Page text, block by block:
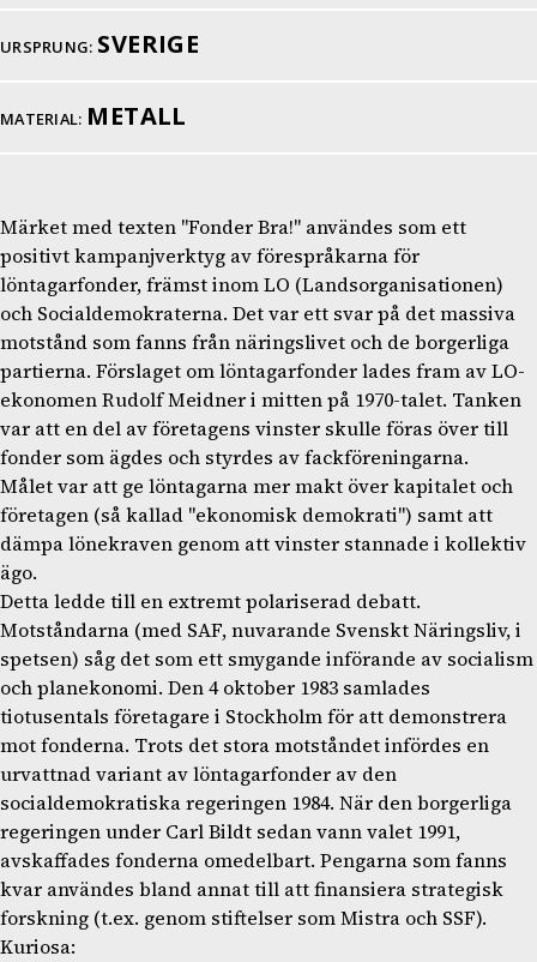
URSPRUNG: SVERIGE
MATERIAL: METALL
Märket med texten "Fonder Bra!" användes som ett
positivt kampanjverktyg av förespråkarna för
löntagarfonder, främst inom LO (Landsorganisationen)
och Socialdemokraterna. Det var ett svar på det massiva
motstånd som fanns från näringslivet och de borgerliga
partierna. Förslaget om löntagarfonder lades fram av LO-
ekonomen Rudolf Meidner i mitten på 1970-talet. Tanken
var att en del av företagens vinster skulle föras över till
fonder som ägdes och styrdes av fackföreningarna.
Målet var att ge löntagarna mer makt över kapitalet och
företagen (så kallad "ekonomisk demokrati") samt att
dämpa lönekraven genom att vinster stannade i kollektiv
ägo.
Detta ledde till en extremt polariserad debatt.
Motståndarna (med SAF, nuvarande Svenskt Näringsliv, i
spetsen) såg det som ett smygande införande av socialism
och planekonomi. Den 4 oktober 1983 samlades
tiotusentals företagare i Stockholm för att demonstrera
mot fonderna. Trots det stora motståndet infördes en
urvattnad variant av löntagarfonder av den
socialdemokratiska regeringen 1984. När den borgerliga
regeringen under Carl Bildt sedan vann valet 1991,
avskaffades fonderna omedelbart. Pengarna som fanns
kvar användes bland annat till att finansiera strategisk
forskning (t.ex. genom stiftelser som Mistra och SSF).
Kuriosa: